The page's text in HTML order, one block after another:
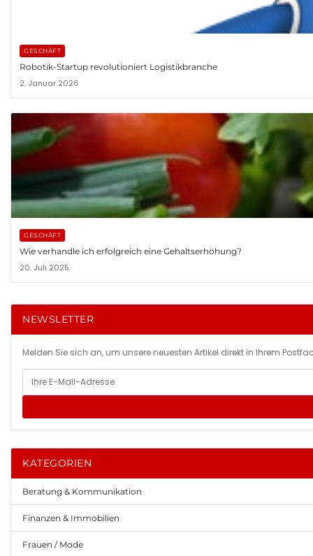
GESCHÄFT
Robotik-Startup revolutioniert Logistikbranche
2. Januar 2026
GESCHÄFT
Wie verhandle ich erfolgreich eine Gehaltserhöhung?
20. Juli 2025
NEWSLETTER
Melden Sie sich an, um unsere neuesten Artikel direkt in Ihrem
KATEGORIEN
Beratung & Kommunikation
Finanzen & Immobilien
Frauen / Mode